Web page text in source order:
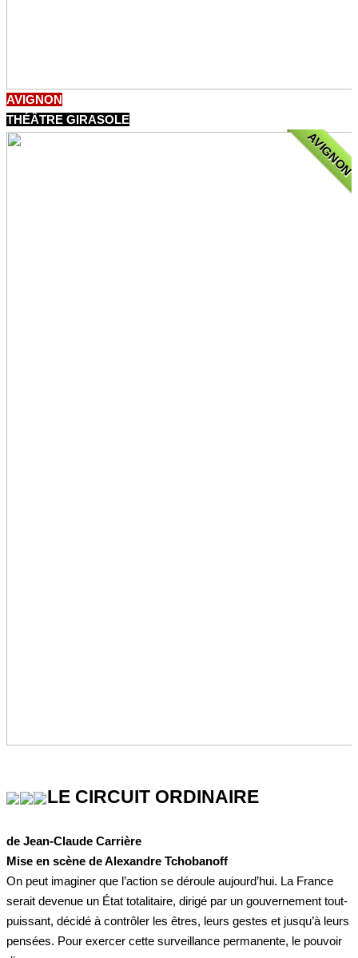
AVIGNON
THÉÂTRE GIRASOLE
AVIGNON
LE CIRCUIT ORDINAIRE
de Jean-Claude Carrière
Mise en scène de Alexandre Tchobanoff
On peut imaginer que l’action se déroule aujourd’hui. La France
serait devenue un État totalitaire, dirigé par un gouvernement tout-
puissant, décidé à contrôler les êtres, leurs gestes et jusqu’à leurs
pensées. Pour exercer cette surveillance permanente, le pouvoir